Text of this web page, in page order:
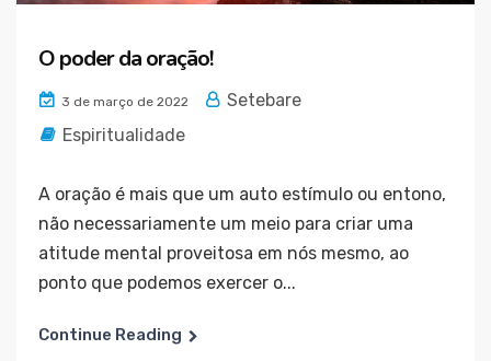
O poder da oração!
3 de março de 2022
Setebare
Espiritualidade
A oração é mais que um auto estímulo ou entono,
não necessariamente um meio para criar uma
atitude mental proveitosa em nós mesmo, ao
ponto que podemos exercer o...
Continue Reading